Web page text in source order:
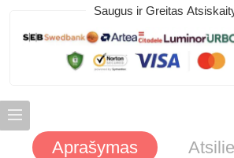
Saugus ir Greitas
Aprašymas